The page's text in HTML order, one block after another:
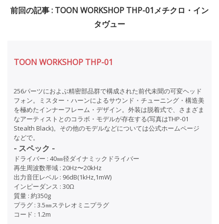
前回の記事 : TOON WORKSHOP THP-01メチクロ・イン
タヴュー
TOON WORKSHOP THP-01
256パーツにおよぶ精密部品群で構成された前代未聞の可変ヘッド
フォン。ミスター・ハーンによるサウンド・チューニング・構造美
を極めたインナーフレーム・デザイン。外装は脱着式で、さまざま
なアーティストとのコラボ・モデルが存在する(写真はTHP-01
Stealth Black)。その他のモデルなどについては公式ホームページ
などで。
- スペック -
ドライバー : 40㎜径ダイナミックドライバー
再生周波数帯域 : 20Hz〜20kHz
出力音圧レベル : 96dB(1kHz,1mW)
インピーダンス : 30Ω
質量 : 約350g
プラグ : 3.5㎜ステレオミニプラグ
コード : 1.2m